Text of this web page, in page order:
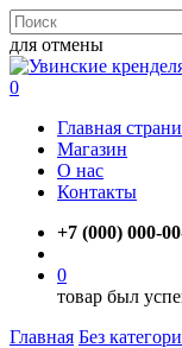
Skip
to
main
content
для отмены
Close
Search
account
0
Главная
Магазин
О нас
Контакты
+7 (000) 000-
0
товар был
Главная Без